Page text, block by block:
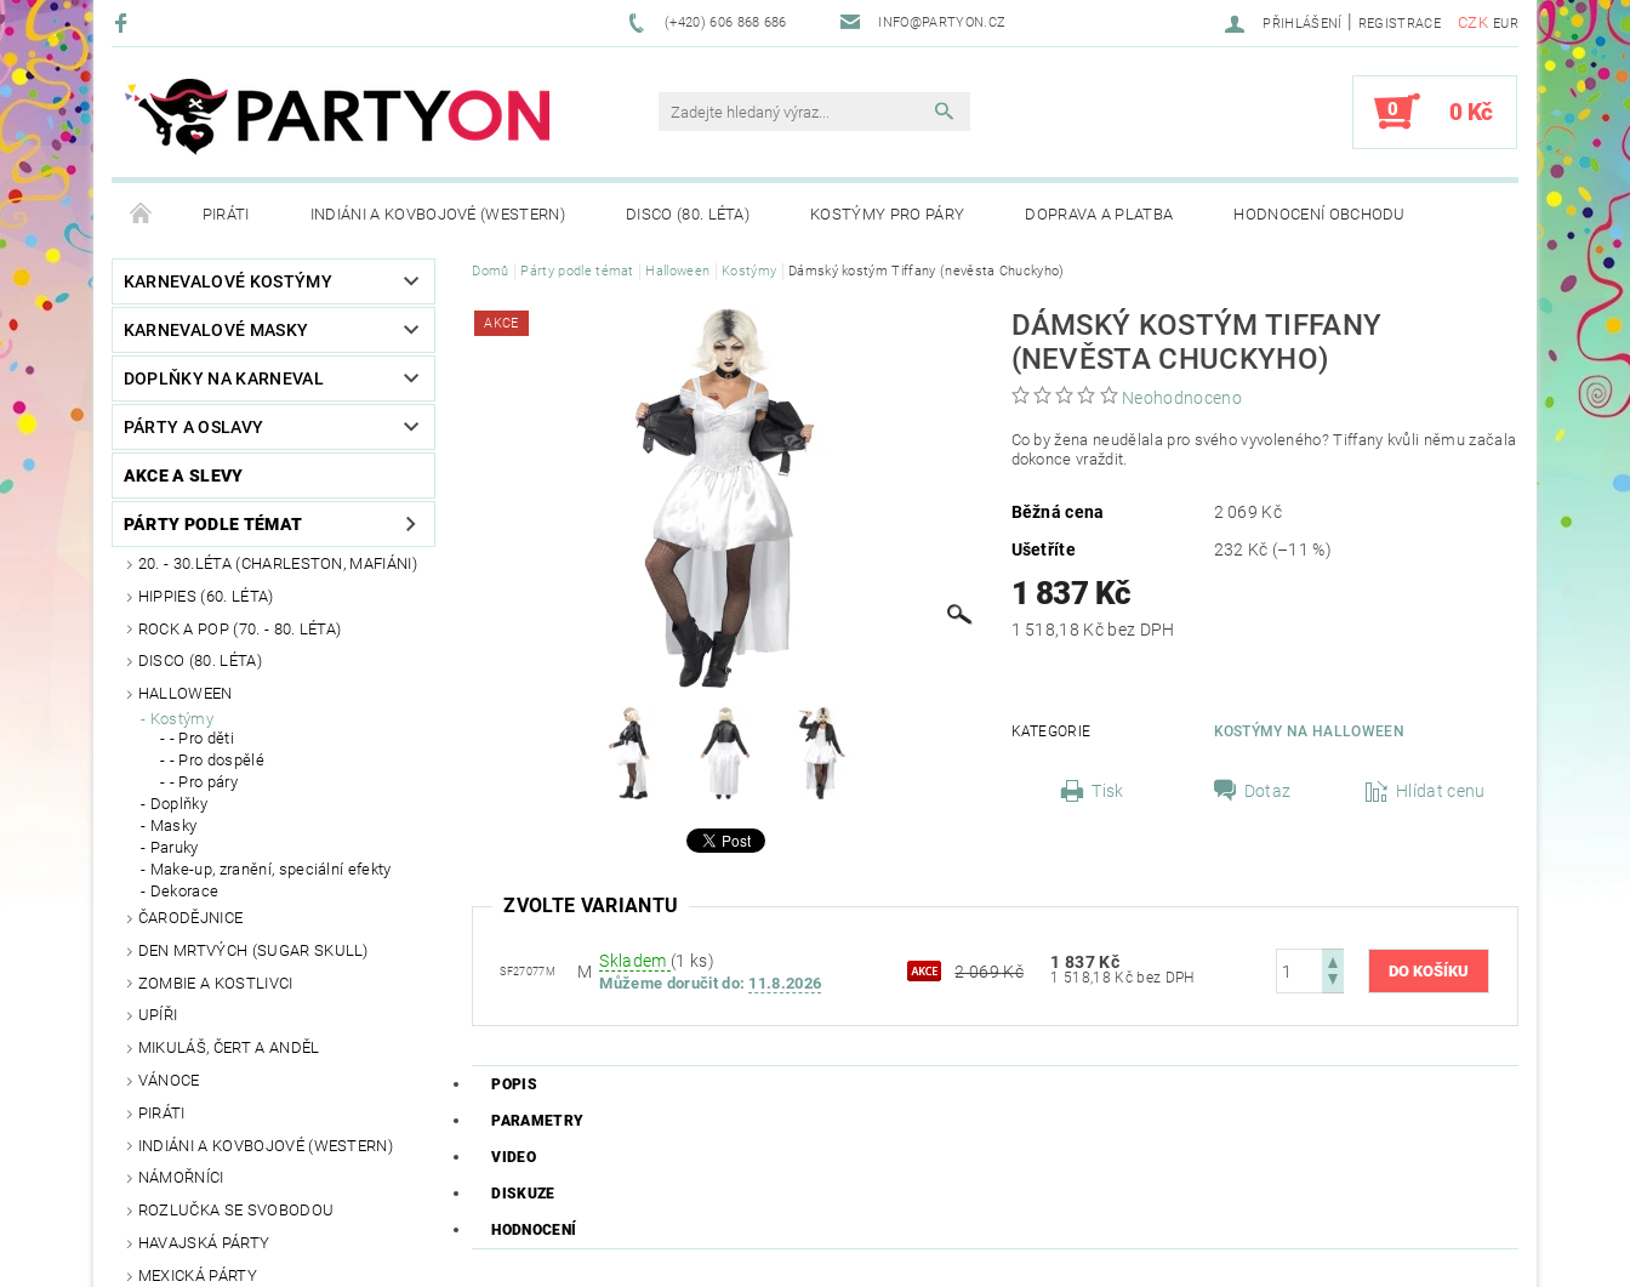
(+420) 606 868 686 INFO@PARTYON.CZ CZK EUR
PŘIHLÁŠENÍ | REGISTRACE
0 0 Kč
PIRÁTI INDIÁNI A KOVBOJOVÉ (WESTERN) DISCO (80. LÉTA) KOSTÝMY PRO PÁRY DOPRAVA A PLATBA HODNOCENÍ OBCHODU
KONTAKTY OBCHODNÍ PODMÍNKY VRÁCENÍ ZBOŽÍ REKLAMACE
KARNEVALOVÉ KOSTÝMY
KARNEVALOVÉ MASKY
DOPLŇKY NA KARNEVAL
PÁRTY A OSLAVY
AKCE A SLEVY
PÁRTY PODLE TÉMAT
20. - 30.LÉTA (CHARLESTON, MAFIÁNI)
HIPPIES (60. LÉTA)
ROCK A POP (70. - 80. LÉTA)
DISCO (80. LÉTA)
HALLOWEEN
Kostýmy
- Pro děti
- Pro dospělé
- Pro páry
Doplňky
Masky
Paruky
Make-up, zranění, speciální efekty
Dekorace
ČARODĚJNICE
DEN MRTVÝCH (SUGAR SKULL)
ZOMBIE A KOSTLIVCI
UPÍŘI
MIKULÁŠ, ČERT A ANDĚL
VÁNOCE
PIRÁTI
INDIÁNI A KOVBOJOVÉ (WESTERN)
NÁMOŘNÍCI
ROZLUČKA SE SVOBODOU
HAVAJSKÁ PÁRTY
MEXICKÁ PÁRTY
Domů Párty podle témat Halloween Kostýmy Dámský kostým Tiffany (nevěsta Chuckyho)
AKCE
DÁMSKÝ KOSTÝM TIFFANY
(NEVĚSTA CHUCKYHO)
Neohodnoceno
Co by žena neudělala pro svého vyvoleného? Tiffany kvůli němu začala
dokonce vraždit.
Běžná cena
2 069 Kč
Ušetříte
232 Kč (–11 %)
1 837 Kč
1 518,18 Kč bez DPH
KATEGORIE KOSTÝMY NA HALLOWEEN
Tisk Dotaz Hlídat cenu
ZVOLTE VARIANTU
SF27077M M
Skladem (1 ks)
Můžeme doručit do: 11.8.2026
2 069 Kč 1 837 Kč
1 518,18 Kč bez DPH
POPIS
PARAMETRY
VIDEO
DISKUZE
HODNOCENÍ